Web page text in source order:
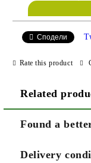
Сподели
Rate this product
Related
Found a
Delivery